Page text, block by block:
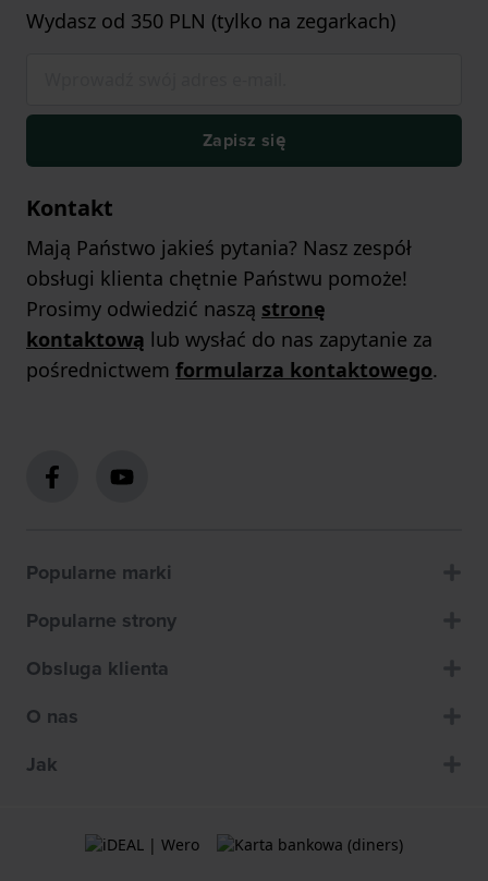
Wydasz od 350 PLN (tylko na zegarkach)
Zapisz się
Kontakt
Mają Państwo jakieś pytania? Nasz zespół
obsługi klienta chętnie Państwu pomoże!
Prosimy odwiedzić naszą stronę
kontaktową lub wysłać do nas zapytanie za
pośrednictwem formularza kontaktowego.
Popularne marki
Popularne strony
Obsluga klienta
O nas
Jak